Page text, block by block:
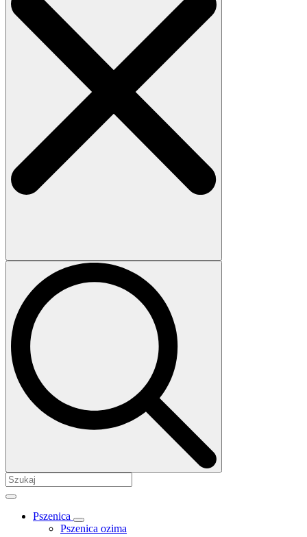
Pszenica
Pszenica ozima